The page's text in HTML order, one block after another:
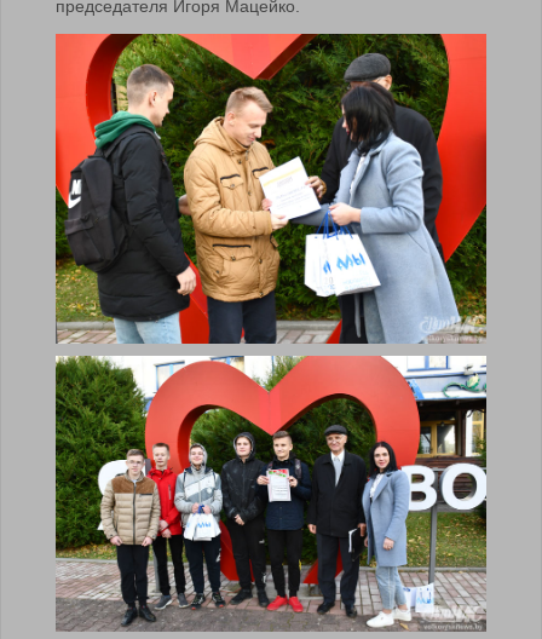
председателя Игоря Мацейко.